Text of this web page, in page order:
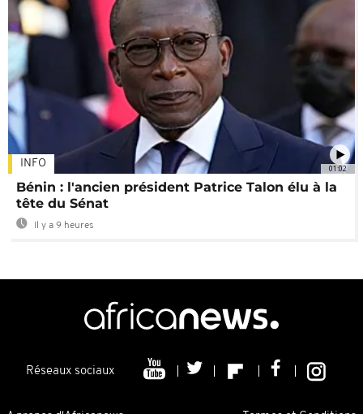
01:02
INFO
Bénin : l'ancien président Patrice Talon élu à la
tête du Sénat
Il y a 9 heures
Réseaux sociaux